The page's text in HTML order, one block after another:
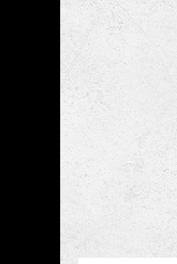
跳到主要內容國立臺
藏品資